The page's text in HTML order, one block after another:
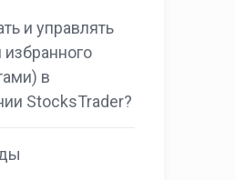
и управлять
в
StocksTrader?